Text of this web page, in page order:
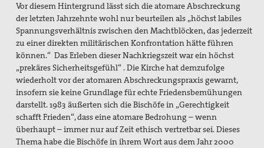
Vor diesem Hintergrund lässt sich die atomare Abschreckung
der letzten Jahrzehnte wohl nur beurteilen als „höchst labiles
Spannungsverhältnis zwischen den Machtblöcken, das jederzeit
zu einer direkten militärischen Konfrontation hätte führen
können.“ Das Erleben dieser Nachkriegszeit war ein höchst
„prekäres Sicherheitsgefühl“ . Die Kirche hat demzufolge
wiederholt vor der atomaren Abschreckungspraxis gewarnt,
insofern sie keine Grundlage für echte Friedensbemühungen
darstellt. 1983 äußerten sich die Bischöfe in „Gerechtigkeit
schafft Frieden“, dass eine atomare Bedrohung – wenn
überhaupt – immer nur auf Zeit ethisch vertretbar sei. Dieses
Thema habe die Bischöfe in ihrem Wort aus dem Jahr 2000